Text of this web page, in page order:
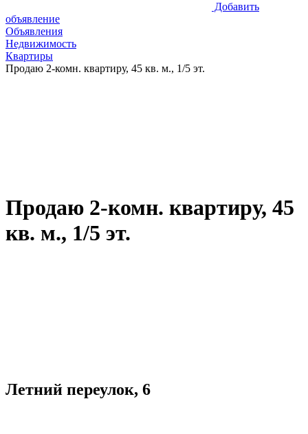
Добавить
объявление
Объявления
Недвижимость
Квартиры
Продаю 2-комн. квартиру, 45 кв. м., 1/5 эт.
Продаю 2-комн. квартиру, 45
кв. м., 1/5 эт.
Летний переулок, 6